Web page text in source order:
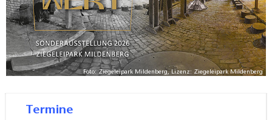
Foto: Ziegeleipark Mildenberg, Lizenz: Ziegeleipark Mildenberg
Termine